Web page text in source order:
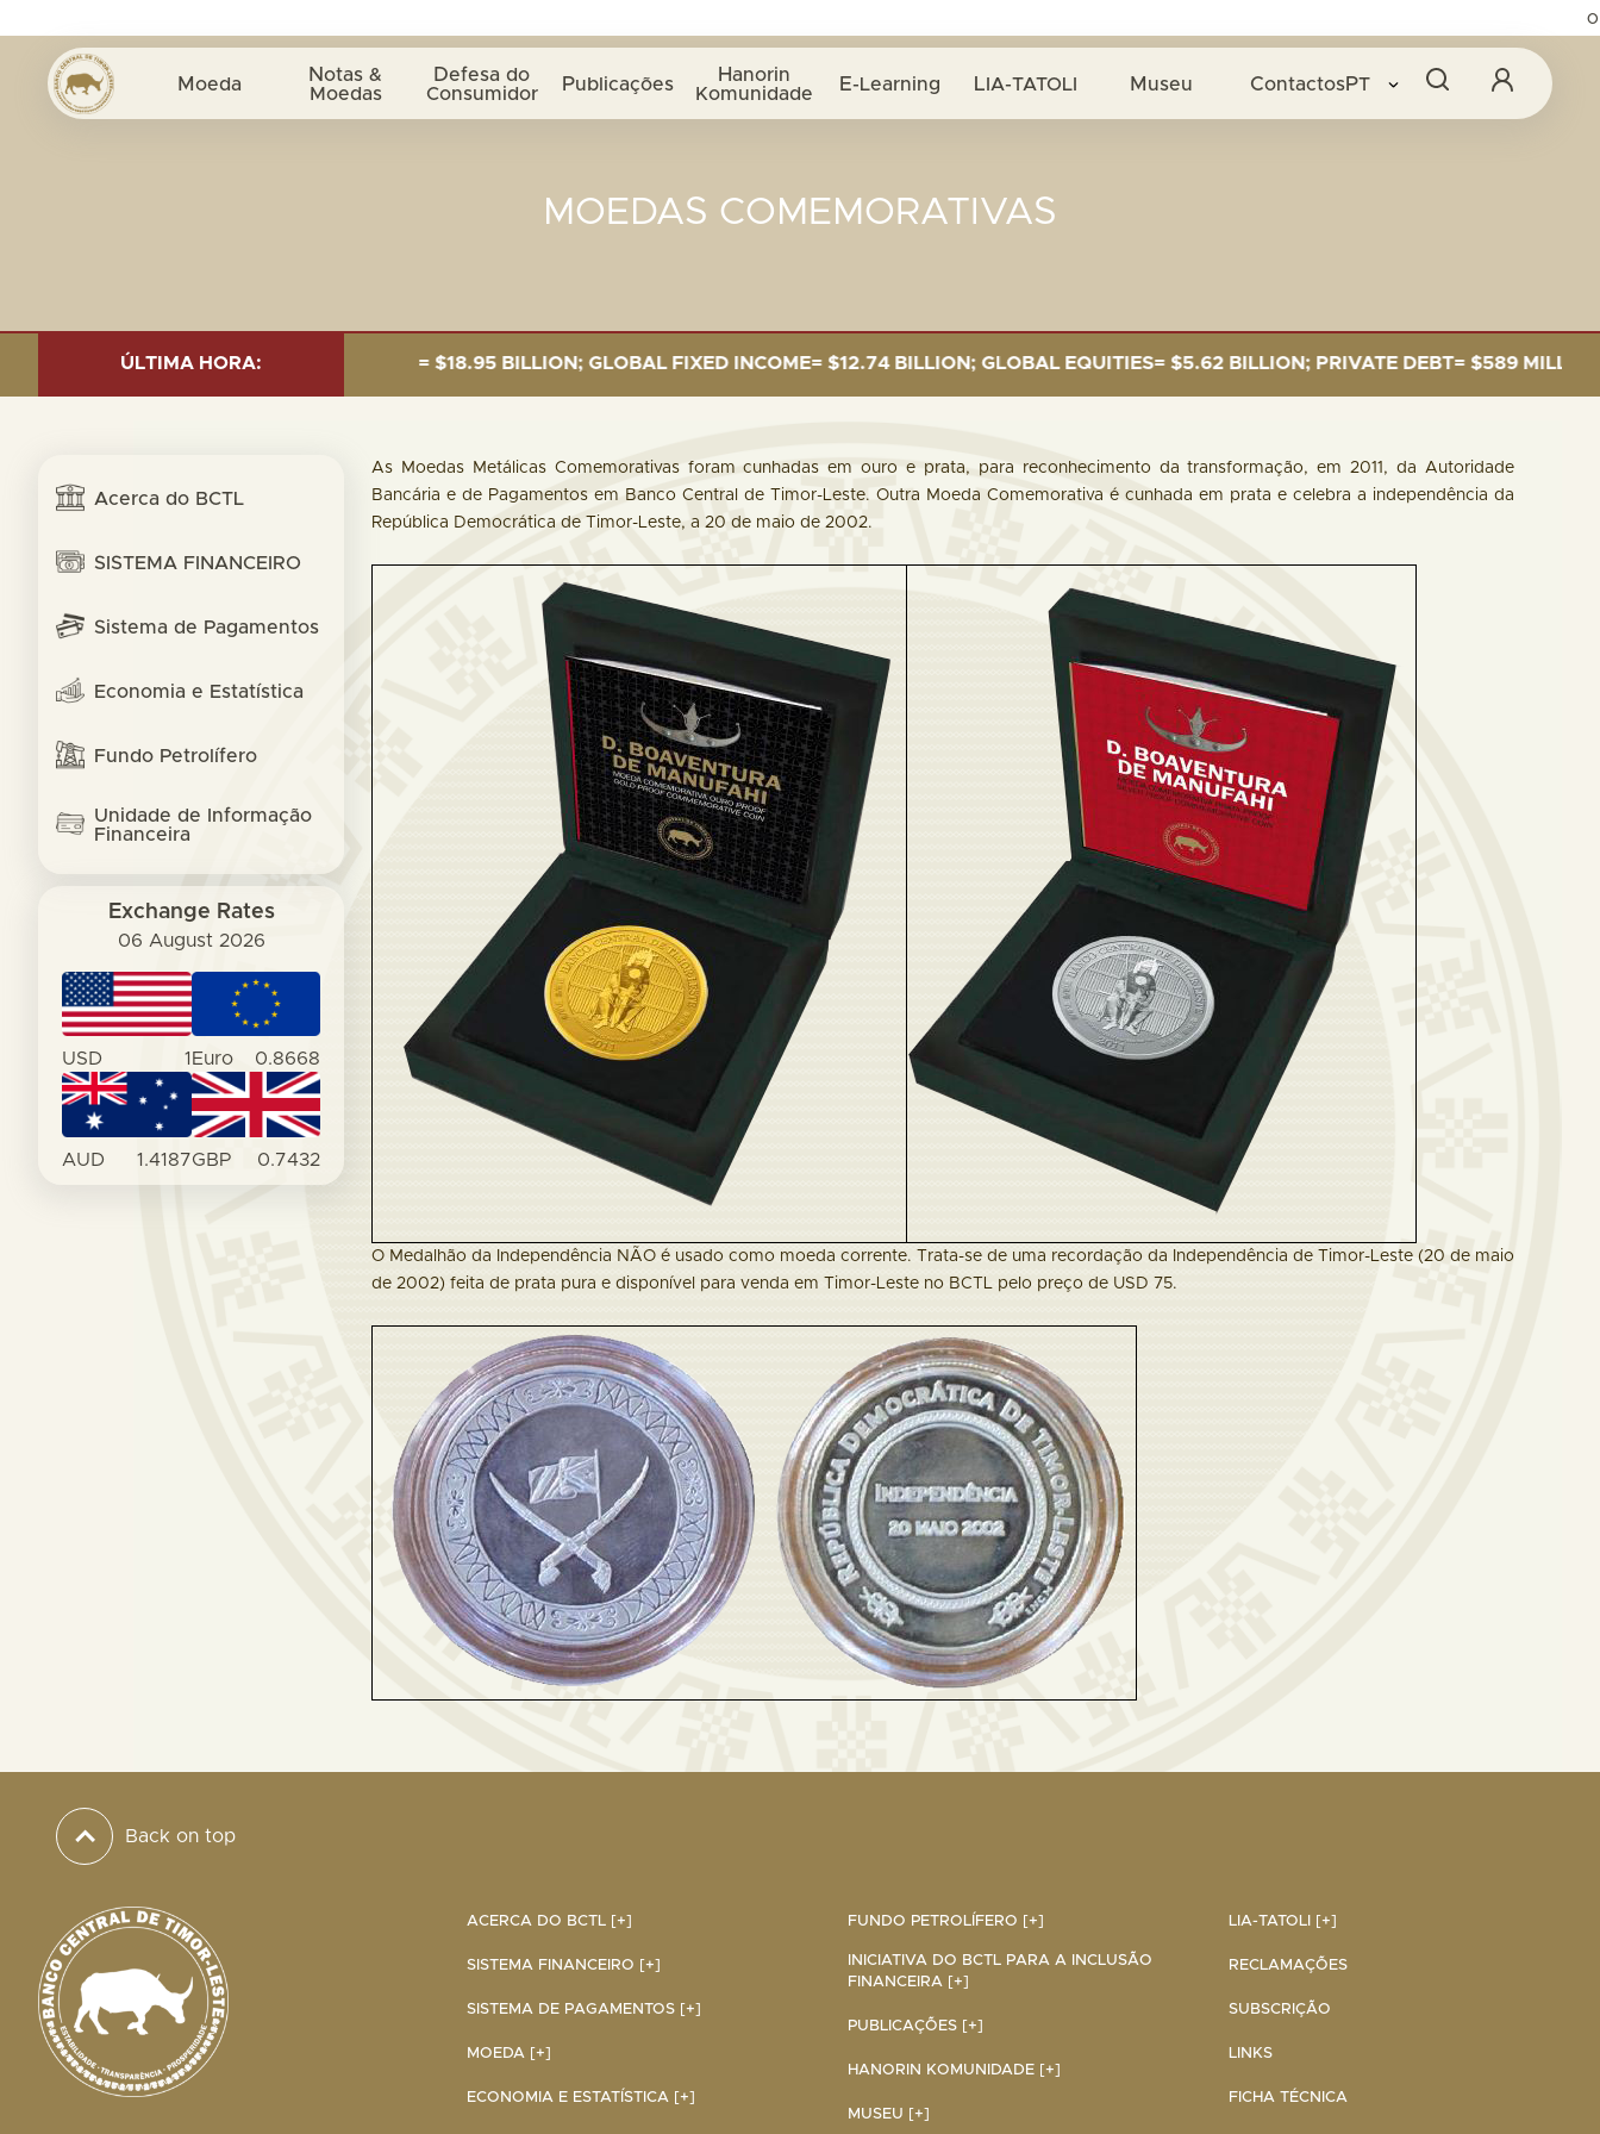
O
Moeda Notas &
Moedas
Defesa do
Consumidor Publicações Hanorin
Komunidade E-Learning LIA-TATOLI Museu Contactos PT
MOEDAS COMEMORATIVAS
ÚLTIMA HORA:
AS OF 30 SEP. 2025: TOTAL FUND= $18.95 BILLION; GLOBAL FIXED INCOME= $12.74 BILLION; GLOBAL EQUITIES= $5.62 BILLION; PRIVATE DEBT= $589 MILLION.
Acerca do BCTL
SISTEMA FINANCEIRO
Sistema de Pagamentos
Economia e Estatística
Fundo Petrolífero
Unidade de Informação
Financeira
Exchange Rates
06 August 2026
USD 1 Euro 0.8668
AUD 1.4187GBP 0.7432
As Moedas Metálicas Comemorativas foram cunhadas em ouro e prata, para reconhecimento da transformação, em 2011, da Autoridade
Bancária e de Pagamentos em Banco Central de Timor-Leste. Outra Moeda Comemorativa é cunhada em prata e celebra a independência da
República Democrática de Timor-Leste, a 20 de maio de 2002.
O Medalhão da Independência NÃO é usado como moeda corrente. Trata-se de uma recordação da Independência de Timor-Leste (20 de maio
de 2002) feita de prata pura e disponível para venda em Timor-Leste no BCTL pelo preço de USD 75.
Back on top
ACERCA DO BCTL [+]
SISTEMA FINANCEIRO [+]
SISTEMA DE PAGAMENTOS [+]
MOEDA [+]
ECONOMIA E ESTATÍSTICA [+]
FUNDO PETROLÍFERO [+]
INICIATIVA DO BCTL PARA A INCLUSÃO
FINANCEIRA [+]
PUBLICAÇÕES [+]
HANORIN KOMUNIDADE [+]
MUSEU [+]
LIA-TATOLI [+]
RECLAMAÇÕES
SUBSCRIÇÃO
LINKS
FICHA TÉCNICA